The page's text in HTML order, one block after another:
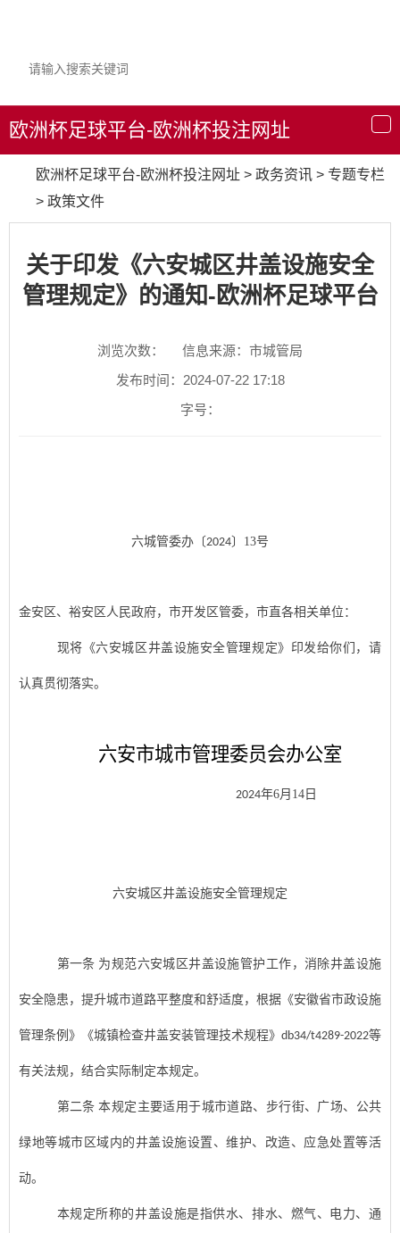
导
航
欧洲杯足球平台-欧洲杯投注网址
欧洲杯足球平台-欧洲杯投注网址 > 政务资讯 > 专题专栏
> 政策文件
关于印发《六安城区井盖设施安全
管理规定》的通知-欧洲杯足球平台
浏览次数：
信息来源：市城管局
发布时间：2024-07-22 17:18
字号：
六城管委办〔2024〕 13号
金安区、裕安区人民政府，市开发区管委，市直各相关单位：
现将《六安城区井盖设施安全管理规定》印发给你们，请
认真贯彻落实。
六安市城市管理委员会办公室
2024年6月 14 日
六安城区井盖设施安全管理规定
第一条 为规范六安城区井盖设施管护工作，消除井盖设施
安全隐患，提升城市道路平整度和舒适度，根据《安徽省市政设施
管理条例》《城镇检查井盖安装管理技术规程》 db34/t4289-2022等
有关法规，结合实际制定本规定。
第二条 本规定主要适用于城市道路、步行街、广场、公共
绿地等城市区域内的井盖设施设置、维护、改造、应急处置等活
动。
本规定所称的井盖设施是指供水、排水、燃气、电力、通